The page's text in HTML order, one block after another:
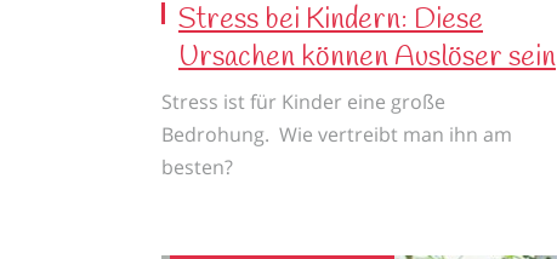
Stress bei Kindern: Diese
Ursachen können Auslöser sein
Stress ist für Kinder eine große
Bedrohung. Wie vertreibt man ihn am
besten?